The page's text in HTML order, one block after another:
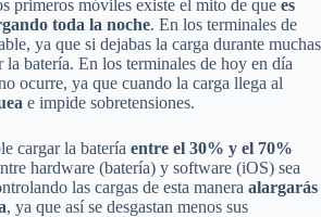
primeros móviles existe el mito de que es
toda la noche. En los terminales de
ya que si dejabas la carga durante muchas
la batería. En los terminales de hoy en día
ocurre, ya que cuando la carga llega al
e impide sobretensiones.
cargar la batería entre el 30% y el 70%
hardware (batería) y software (iOS) sea
las cargas de esta manera alargarás
, ya que así se desgastan menos sus